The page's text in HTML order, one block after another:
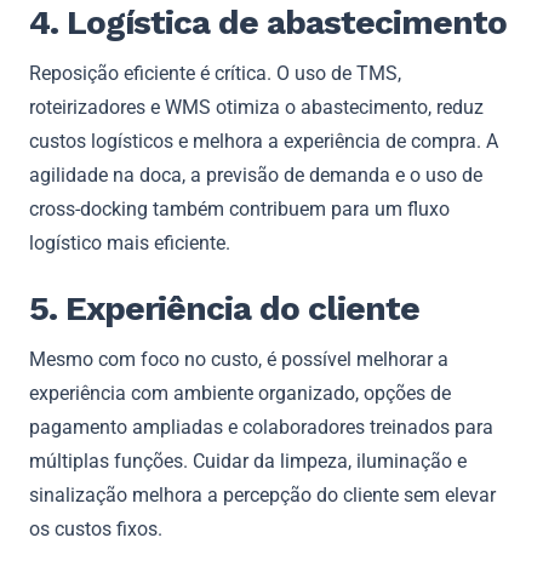
4. Logística de abastecimento
Reposição eficiente é crítica. O uso de TMS,
roteirizadores e WMS otimiza o abastecimento, reduz
custos logísticos e melhora a experiência de compra. A
agilidade na doca, a previsão de demanda e o uso de
cross-docking também contribuem para um fluxo
logístico mais eficiente.
5. Experiência do cliente
Mesmo com foco no custo, é possível melhorar a
experiência com ambiente organizado, opções de
pagamento ampliadas e colaboradores treinados para
múltiplas funções. Cuidar da limpeza, iluminação e
sinalização melhora a percepção do cliente sem elevar
os custos fixos.